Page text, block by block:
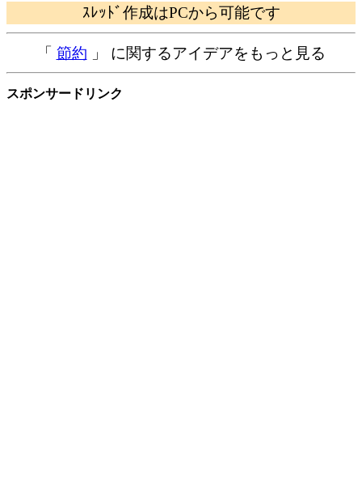
ｽﾚｯﾄﾞ作成はPCから可能です
「 節約 」 に関するアイデアをもっと見る
スポンサードリンク